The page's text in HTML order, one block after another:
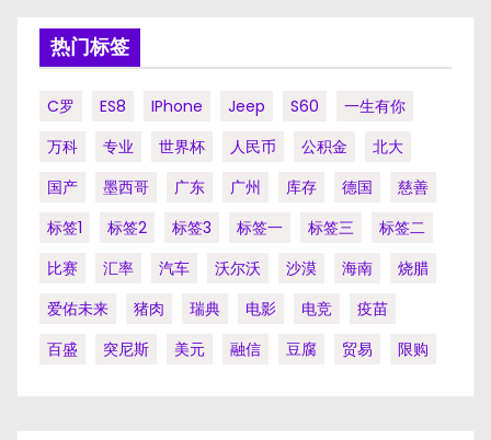
热门标签
C罗 ES8 IPhone Jeep S60
一生有你
万科
专业 世界杯 人民币 公积金
北大
国产
墨西哥 广东 广州 库存 德国
慈善
标签1
标签2 标签3 标签一 标签三
标签二
比赛
汇率 汽车 沃尔沃 沙漠 海南
烧腊
爱佑未来
猪肉 瑞典 电影 电竞
疫苗
百盛
突尼斯 美元 融信 豆腐 贸易 限购